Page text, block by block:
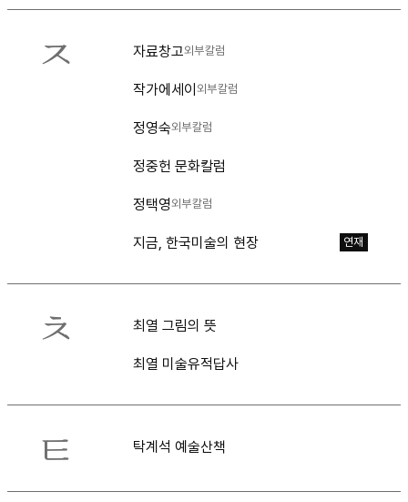
ㅈ 자료창고외부칼럼
작가에세이 외부칼럼
정영숙외부칼럼
정중헌 문화칼럼
정택영외부칼럼
지금, 한국미술의 현장 연재
ㅊ 최열 그림의 뜻
최열 미술유적답사
ㅌ 탁계석 예술산책